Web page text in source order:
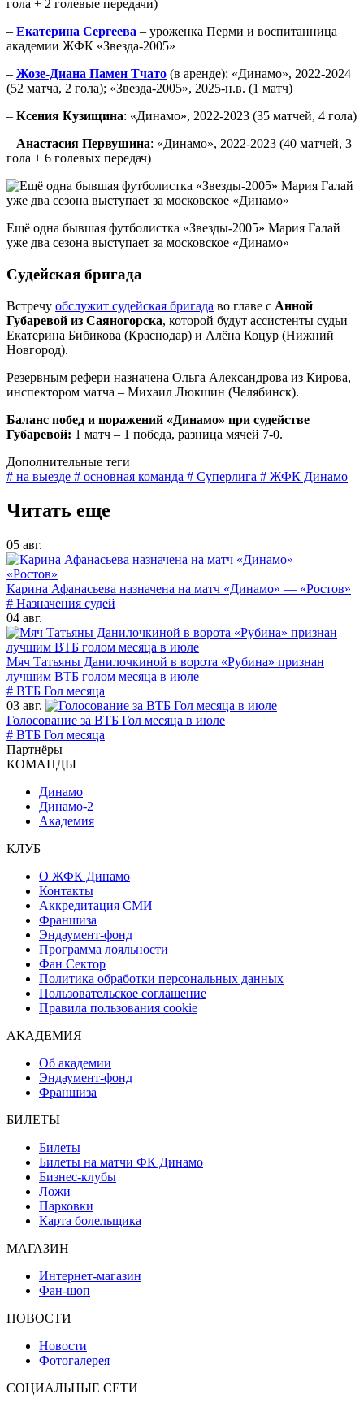
гола + 2 голевые передачи)
– Екатерина Сергеева – уроженка Перми и воспитанница
академии ЖФК «Звезда-2005»
– Жозе-Диана Памен Тчато (в аренде): «Динамо», 2022-2024
(52 матча, 2 гола); «Звезда-2005», 2025-н.в. (1 матч)
– Ксения Кузищина: «Динамо», 2022-2023 (35 матчей, 4 гола)
– Анастасия Первушина: «Динамо», 2022-2023 (40 матчей, 3
гола + 6 голевых передач)
Ещё одна бывшая футболистка «Звезды-2005» Мария Галай
уже два сезона выступает за московское «Динамо»
Судейская бригада
Встречу обслужит судейская бригада во главе с Анной
Губаревой из Саяногорска, которой будут ассистенты судьи
Екатерина Бибикова (Краснодар) и Алёна Коцур (Нижний
Новгород).
Резервным рефери назначена Ольга Александрова из Кирова,
инспектором матча – Михаил Люкшин (Челябинск).
Баланс побед и поражений «Динамо» при судействе
Губаревой: 1 матч – 1 победа, разница мячей 7-0.
Дополнительные теги
# на выезде # основная команда # Суперлига # ЖФК Динамо
Читать еще
05 авг.
Карина Афанасьева назначена на матч «Динамо» — «Ростов»
# Назначения судей
04 авг.
Мяч Татьяны Данилочкиной в ворота «Рубина» признан
лучшим ВТБ голом месяца в июле
# ВТБ Гол месяца
03 авг.
Голосование за ВТБ Гол месяца в июле
# ВТБ Гол месяца
Партнёры
КОМАНДЫ
Динамо
Динамо-2
Академия
КЛУБ
О ЖФК Динамо
Контакты
Аккредитация СМИ
Франшиза
Эндаумент-фонд
Программа лояльности
Фан Сектор
Политика обработки персональных данных
Пользовательское соглашение
Правила пользования cookie
АКАДЕМИЯ
Об академии
Эндаумент-фонд
Франшиза
БИЛЕТЫ
Билеты
Билеты на матчи ФК Динамо
Бизнес-клубы
Ложи
Парковки
Карта болельщика
МАГАЗИН
Интернет-магазин
Фан-шоп
НОВОСТИ
Новости
Фотогалерея
СОЦИАЛЬНЫЕ СЕТИ